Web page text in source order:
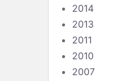
2014
2013
2011
2010
2007